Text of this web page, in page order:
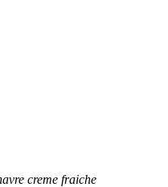
creme fraiche